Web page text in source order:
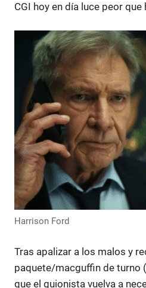
CGI hoy en día luce peor que
Harrison Ford
Tras apalizar a los malos y
paquete/macguffin de turno
que el guionista vuelva a